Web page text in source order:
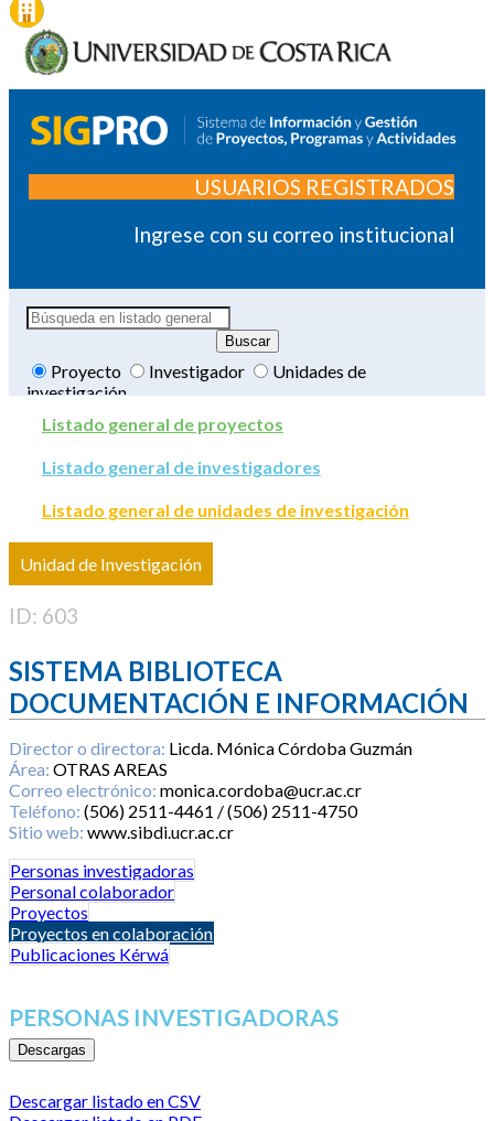
USUARIOS REGISTRADOS
Ingrese con su correo institucional
Proyecto Investigador
Unidades de
investigación
Listado general de proyectos
Listado general de investigadores
Listado general de unidades de investigación
Unidad de Investigación
ID: 603
SISTEMA BIBLIOTECA
DOCUMENTACIÓN E INFORMACIÓN
Director o directora: Licda. Mónica Córdoba Guzmán
Área: OTRAS AREAS
Correo electrónico: monica.cordoba@ucr.ac.cr
Teléfono: (506) 2511-4461 / (506) 2511-4750
Sitio web: www.sibdi.ucr.ac.cr
Personas investigadoras
Personal colaborador
Proyectos
Proyectos en colaboración
Publicaciones Kérwá
PERSONAS INVESTIGADORAS
Descargas
Descargar listado en CSV